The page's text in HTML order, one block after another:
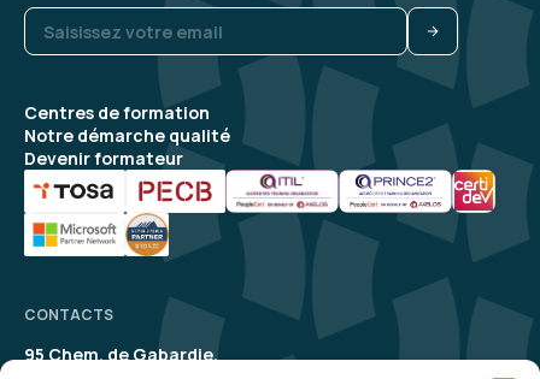
Centres de formation
Notre démarche qualité
Devenir formateur
CONTACTS
95 Chem. de Gabardie,